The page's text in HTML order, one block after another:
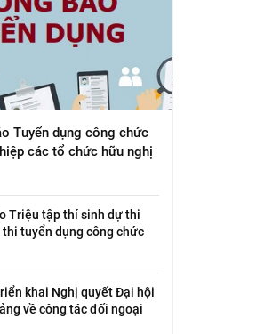
Tuyển dụng công chức
các tổ chức hữu nghị
Triệu tập thí sinh dự thi
thi tuyển dụng công chức
khai Nghị quyết Đại hội
về công tác đối ngoại